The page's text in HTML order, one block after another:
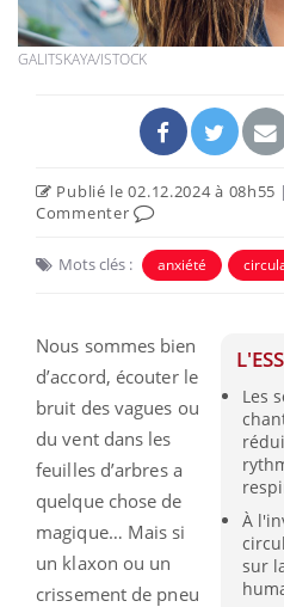
GALITSKAYA/ISTOCK
Publié le 02.12.2024 à 08h55
Commenter
Mots clés : anxiété
Les
À
sur
Nous sommes bien
d’accord, écouter le
bruit des vagues ou
du vent dans les
feuilles d’arbres a
quelque chose de
magique… Mais si
un klaxon ou un
crissement de pneu